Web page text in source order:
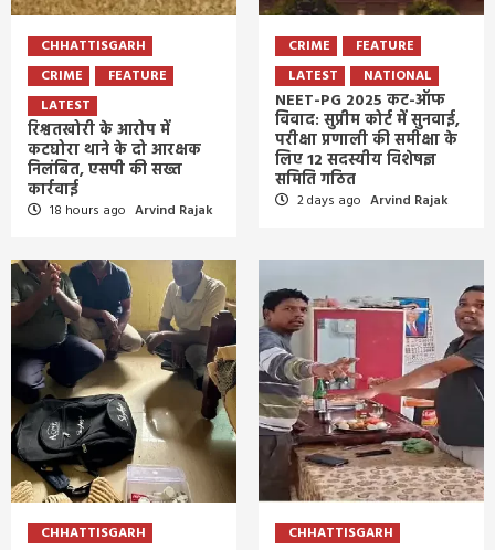
CHHATTISGARH
CRIME
FEATURE
LATEST
रिश्वतखोरी के आरोप में
कटघोरा थाने के दो आरक्षक
निलंबित, एसपी की सख्त
कार्रवाई
18 hours ago Arvind Rajak
CRIME
FEATURE
LATEST
NATIONAL
NEET-PG 2025 कट-ऑफ
विवाद: सुप्रीम कोर्ट में सुनवाई,
परीक्षा प्रणाली की समीक्षा के
लिए 12 सदस्यीय विशेषज्ञ
समिति गठित
2 days ago Arvind Rajak
CHHATTISGARH
CHHATTISGARH